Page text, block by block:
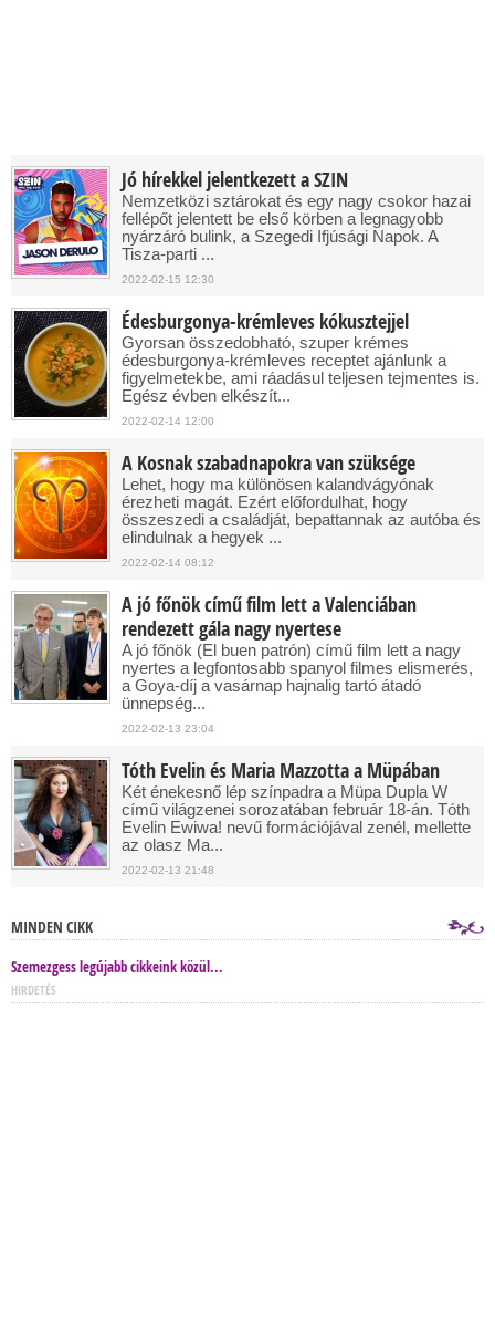
Jó hírekkel jelentkezett a SZIN
Nemzetközi sztárokat és egy nagy csokor hazai
fellépőt jelentett be első körben a legnagyobb
nyárzáró bulink, a Szegedi Ifjúsági Napok. A
Tisza-parti ...
2022-02-15 12:30
Édesburgonya-krémleves kókusztejjel
Gyorsan összedobható, szuper krémes
édesburgonya-krémleves receptet ajánlunk a
figyelmetekbe, ami ráadásul teljesen tejmentes is.
Egész évben elkészít...
2022-02-14 12:00
A Kosnak szabadnapokra van szüksége
Lehet, hogy ma különösen kalandvágyónak
érezheti magát. Ezért előfordulhat, hogy
összeszedi a családját, bepattannak az autóba és
elindulnak a hegyek ...
2022-02-14 08:12
A jó főnök című film lett a Valenciában
rendezett gála nagy nyertese
A jó főnök (El buen patrón) című film lett a nagy
nyertes a legfontosabb spanyol filmes elismerés,
a Goya-díj a vasárnap hajnalig tartó átadó
ünnepség...
2022-02-13 23:04
Tóth Evelin és Maria Mazzotta a Müpában
Két énekesnő lép színpadra a Müpa Dupla W
című világzenei sorozatában február 18-án. Tóth
Evelin Ewiwa! nevű formációjával zenél, mellette
az olasz Ma...
2022-02-13 21:48
MINDEN CIKK
Szemezgess legújabb cikkeink közül...
HIRDETÉS